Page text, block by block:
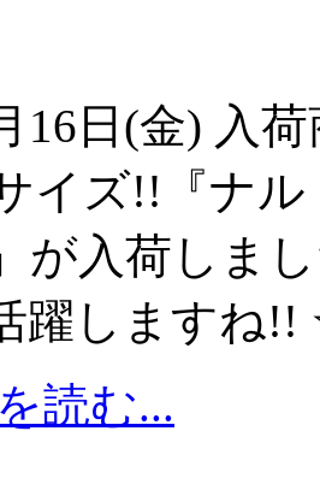
16日(金) 入
イズ!!『ナ
が入荷しま
躍しますね
読む...